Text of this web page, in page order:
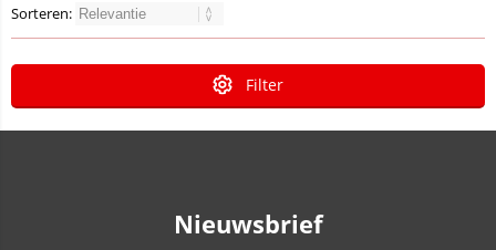
Sorteren:
Filter
Nieuwsbrief